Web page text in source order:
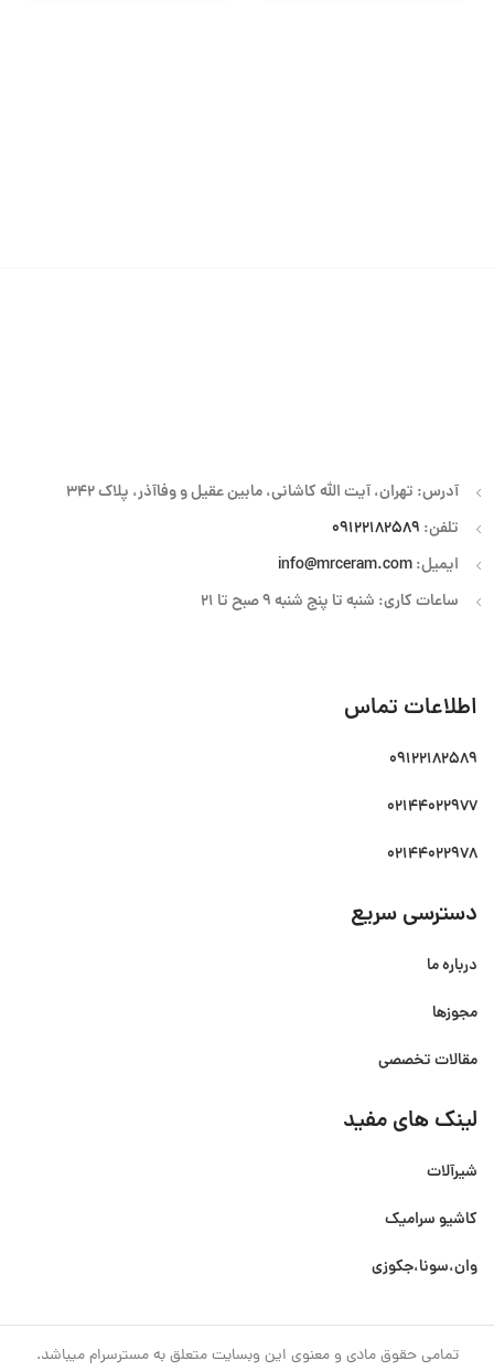
آدرس: تهران، آیت الله کاشانی، مابین عقیل و وفاآذر، پلاک 342
تلفن: 09122182589
ایمیل:info@mrceram.com
ساعات کاری: شنبه تا پنج شنبه 9 صبح تا 21
اطلاعات تماس
09122182589
02144022977
02144022978
دسترسی سریع
درباره ما
مجوزها
مقالات تخصصی
لینک های مفید
شیرآلات
کاشیو سرامیک
وان،سونا،جکوزی
تمامی حقوق مادی و معنوی این وبسایت متعلق به مسترسرام میباشد.